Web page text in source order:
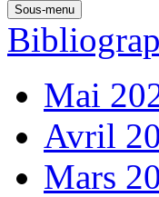
Sous-menu
Mai
Avril
Mars